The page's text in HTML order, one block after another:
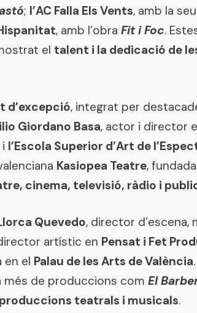
; l’AC Falla Els Vents, amb la
, amb l’obra Fit i Foc.
el talent i la dedicació de
d’excepció, integrat per
Giordano Basa, actor i director
i l’Escola Superior d’Art de
Kasiopea Teatre,
cinema, televisió, ràdio i
Quevedo, director d’escena,
artístic en Pensat i Fet
en el Palau de les Arts de València
més de produccions com El
teatrals i musicals.